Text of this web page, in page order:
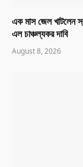
এক মাস জেল খাটলেন
এল চাঞ্চল্যকর দাবি
August 8, 2026